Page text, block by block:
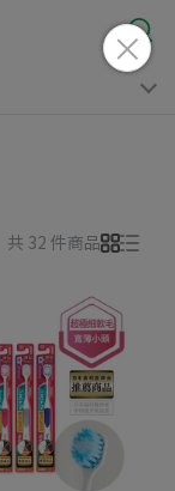
共 32 件商品